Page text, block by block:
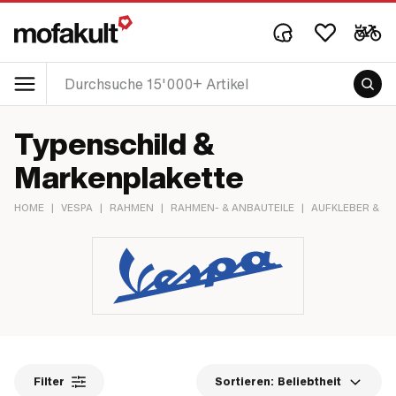
Typenschild &
Markenplakette
HOME | VESPA | RAHMEN | RAHMEN- & ANBAUTEILE | AUFKLEBER &
Filter Sortieren: Beliebtheit